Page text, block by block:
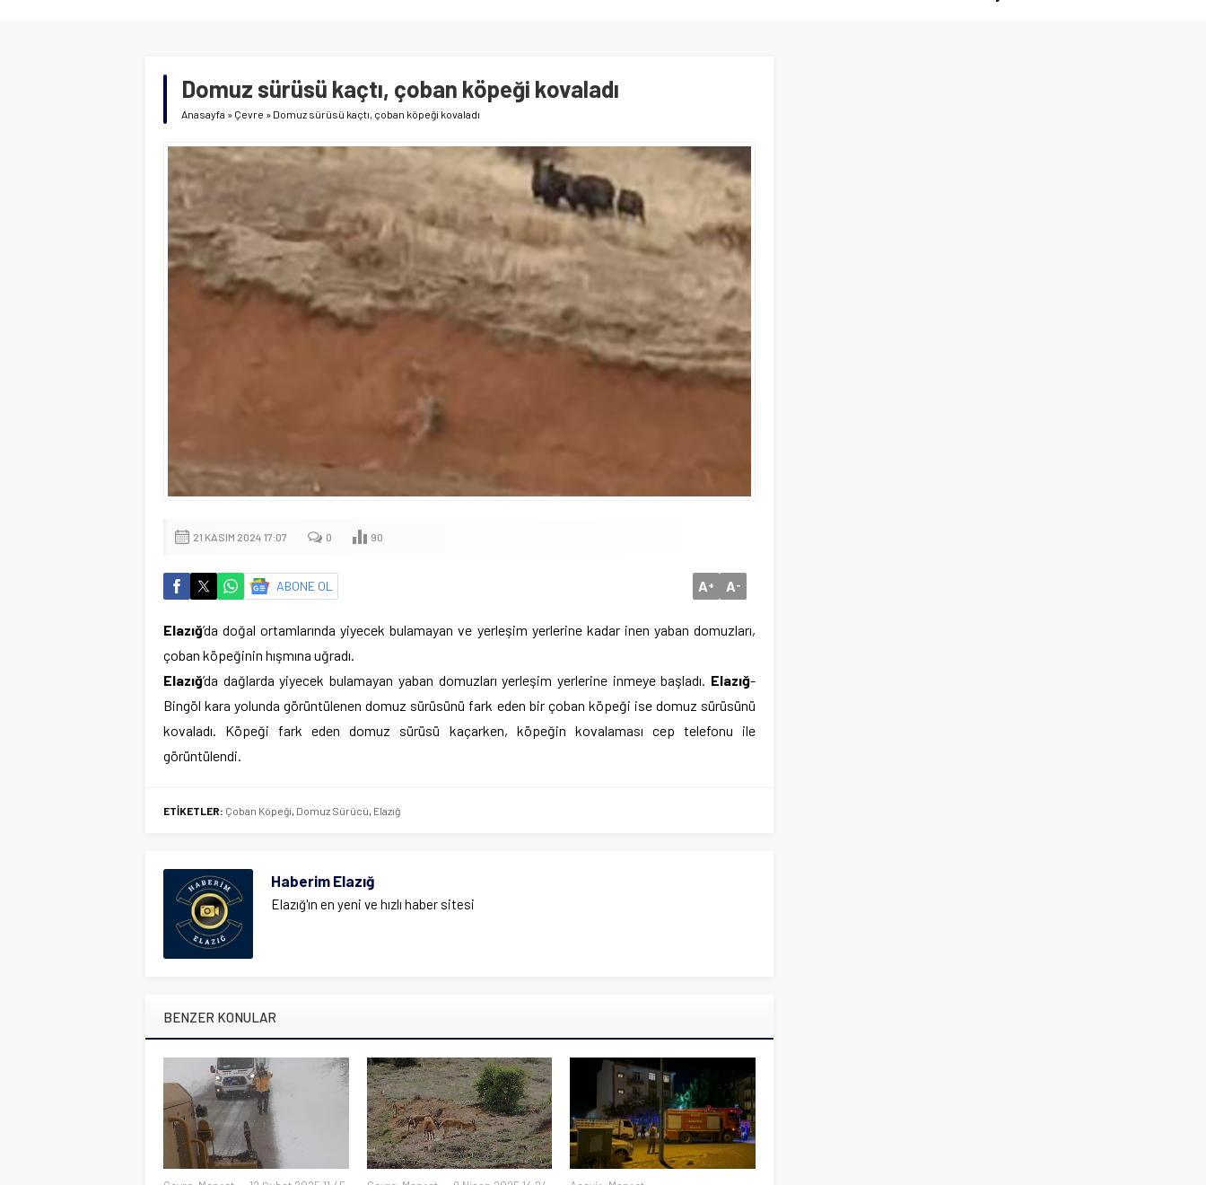
Domuz sürüsü kaçtı, çoban köpeği kovaladı
Anasayfa » Çevre » Domuz sürüsü kaçtı, çoban köpeği kovaladı
21 KASIM 2024 17:07 0 90
ABONE OL A+ A-
Elazığ’da doğal ortamlarında yiyecek bulamayan ve yerleşim yerlerine kadar inen yaban domuzları,
çoban köpeğinin hışmına uğradı.
Elazığ’da dağlarda yiyecek bulamayan yaban domuzları yerleşim yerlerine inmeye başladı. Elazığ-
Bingöl kara yolunda görüntülenen domuz sürüsünü fark eden bir çoban köpeği ise domuz sürüsünü
kovaladı. Köpeği fark eden domuz sürüsü kaçarken, köpeğin kovalaması cep telefonu ile
görüntülendi.
ETİKETLER: Çoban Köpeği, Domuz Sürücü, Elazığ
Haberim Elazığ
Elazığ'ın en yeni ve hızlı haber sitesi
BENZER KONULAR